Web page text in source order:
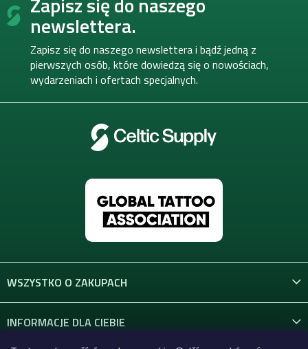
newslettera.
Zapisz się do naszego newslettera i bądź jedną z
pierwszych osób, które dowiedzą się o nowościach,
wydarzeniach i ofertach specjalnych.
WSZYSTKO O ZAKUPACH
INFORMACJE DLA CIEBIE